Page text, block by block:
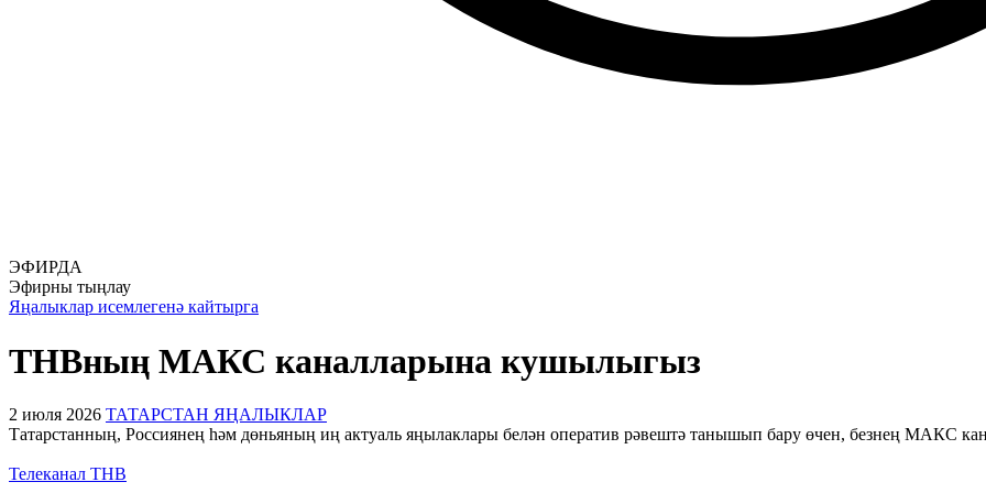
ЭФИРДА
Эфирны тыңлау
Яңалыклар исемлегенә кайтырга
ТНВның МАКС каналларына кушылыгыз
2 июля 2026 ТАТАРСТАН ЯҢАЛЫКЛАР
Татарстанның, Россиянең һәм дөньяның иң актуаль яңылаклары белән оператив рәвештә танышып бару өчен, безнең МАКС
Телеканал ТНВ